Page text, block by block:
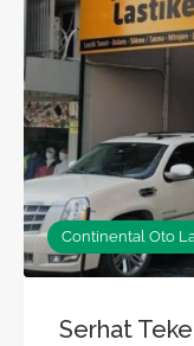
Continental Oto
Serhat